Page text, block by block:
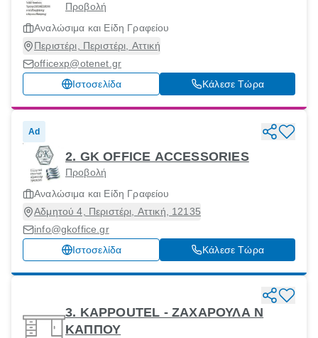
Προβολή
Αναλώσιμα και Είδη Γραφείου
Περιστέρι, Περιστέρι, Αττική
officexp@otenet.gr
Ιστοσελίδα
Κάλεσε Τώρα
Ad
2. GK OFFICE ACCESSORIES
Προβολή
Αναλώσιμα και Είδη Γραφείου
Αδμητού 4, Περιστέρι, Αττική, 12135
info@gkoffice.gr
Ιστοσελίδα
Κάλεσε Τώρα
3. KAPPOUTEL - ΖΑΧΑΡΟΥΛΑ Ν
ΚΑΠΠΟΥ